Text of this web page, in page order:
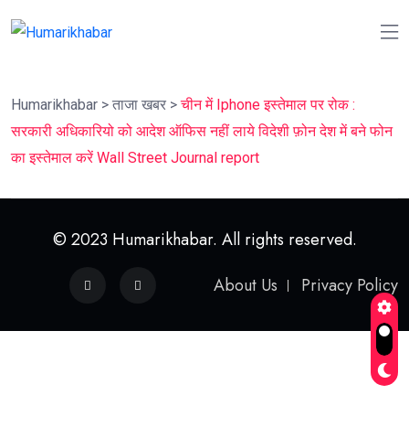
Humarikhabar > ताजा खबर >चीन में Iphone इस्तेमाल पर रोक :
सरकारी अधिकारियो को आदेश ऑफिस नहीं लाये विदेशी फ़ोन देश में बने फोन
का इस्तेमाल करें Wall Street Journal report
© 2023 Humarikhabar. All rights reserved.
About Us
Privacy Policy